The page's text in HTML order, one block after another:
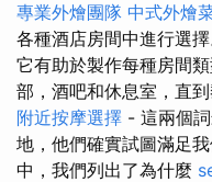
專業外燴團隊 中式外燴
各種酒店房間中進行選擇
它有助於製作每種房間
部，酒吧和休息室，直到
附近按摩選擇 - 這兩個
地，他們確實試圖滿足
中，我們列出了為什麼